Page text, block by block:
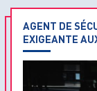
AGENT DE
EXIGEANTE